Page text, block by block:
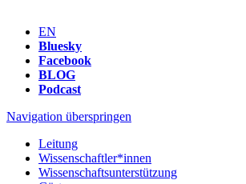
EN
Bluesky
Facebook
BLOG
Podcast
Navigation überspringen
Leitung
Wissenschaftler*innen
Wissenschaftsunterstützung